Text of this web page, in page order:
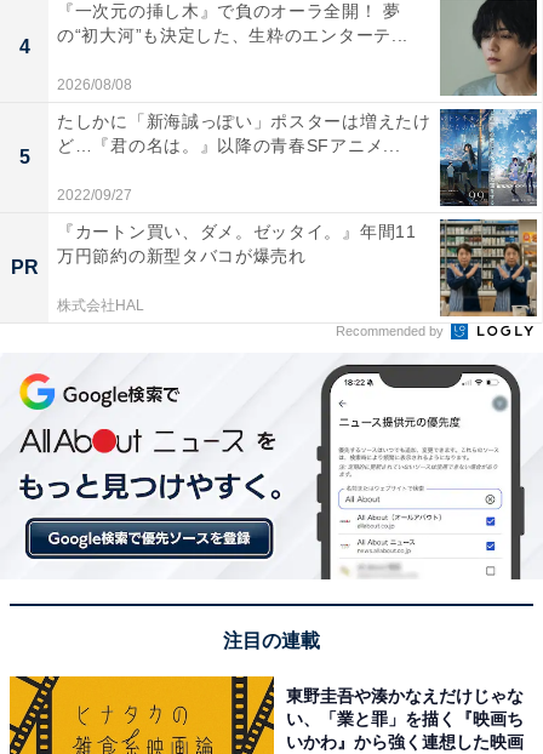
挑む過程は愉快痛快。トラブルや困難に直面しても、夢
に向けて諦めない姿勢そのものに勇気をもらえるでしょ
う。日本人でも知っている超有名な楽曲が多数披露され
るきらびやかでゴージャスなショーの迫力は圧巻！ 新た
にB'zの稲葉浩志やアイナ・ジ・エンドも参加した、日本
語吹き替え版も素晴らしい出来栄えです。
3：『やがて海へと届く』
4
『一次元の挿し木』で負のオーラ全開！ 夢
の“初大河”も決定した、生粋のエンターテ...
2026/08/08
5
たしかに「新海誠っぽい」ポスターは増えたけ
ど…『君の名は。』以降の青春SFアニメ...
2022/09/27
PR
『カートン買い、ダメ。ゼッタイ。』年間11
万円節約の新型タバコが爆売れ
株式会社HAL
Recommended by
注目の連載
東野圭吾や湊かなえだけじゃな
い、「業と罪」を描く『映画ち
いかわ』から強く連想した映画